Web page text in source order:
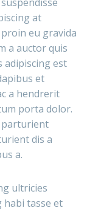
at
eu gravida
a auctor quis
adipiscing est
et
a hendrerit
porta dolor.
parturient
dis a
a.
ultricies
habi tasse et